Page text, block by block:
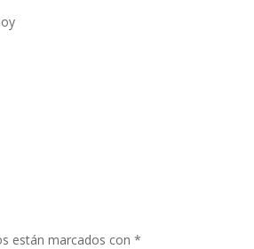
están marcados con*